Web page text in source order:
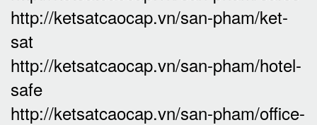
http://ketsatcaocap.vn/san-pham/ket-
sat
http://ketsatcaocap.vn/san-pham/hotel-
safe
http://ketsatcaocap.vn/san-pham/office-